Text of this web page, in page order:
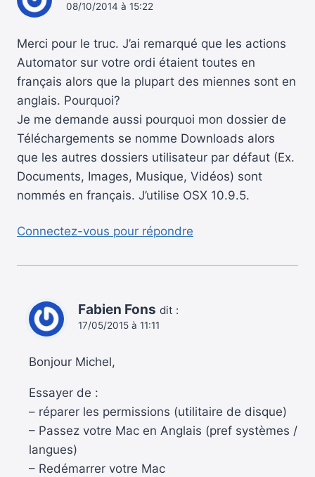
08/10/2014 à 15:22
Merci pour le truc. J’ai remarqué que les actions
Automator sur votre ordi étaient toutes en
français alors que la plupart des miennes sont en
anglais. Pourquoi?
Je me demande aussi pourquoi mon dossier de
Téléchargements se nomme Downloads alors
que les autres dossiers utilisateur par défaut (Ex.
Documents, Images, Musique, Vidéos) sont
nommés en français. J’utilise OSX 10.9.5.
Connectez-vous pour répondre
Fabien Fons dit :
17/05/2015 à 11:11
Bonjour Michel,
Essayer de :
– réparer les permissions (utilitaire de disque)
– Passez votre Mac en Anglais (pref systèmes /
langues)
– Redémarrer votre Mac